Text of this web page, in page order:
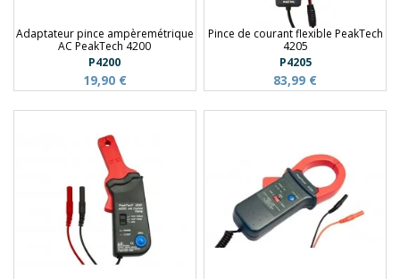
Adaptateur pince ampèremétrique
AC PeakTech 4200
P4200
19,90 €
Pince de courant flexible PeakTech
4205
P4205
83,99 €